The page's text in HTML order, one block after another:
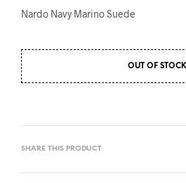
Nardo Navy Marino Suede
OUT OF STOCK
SHARE THIS PRODUCT